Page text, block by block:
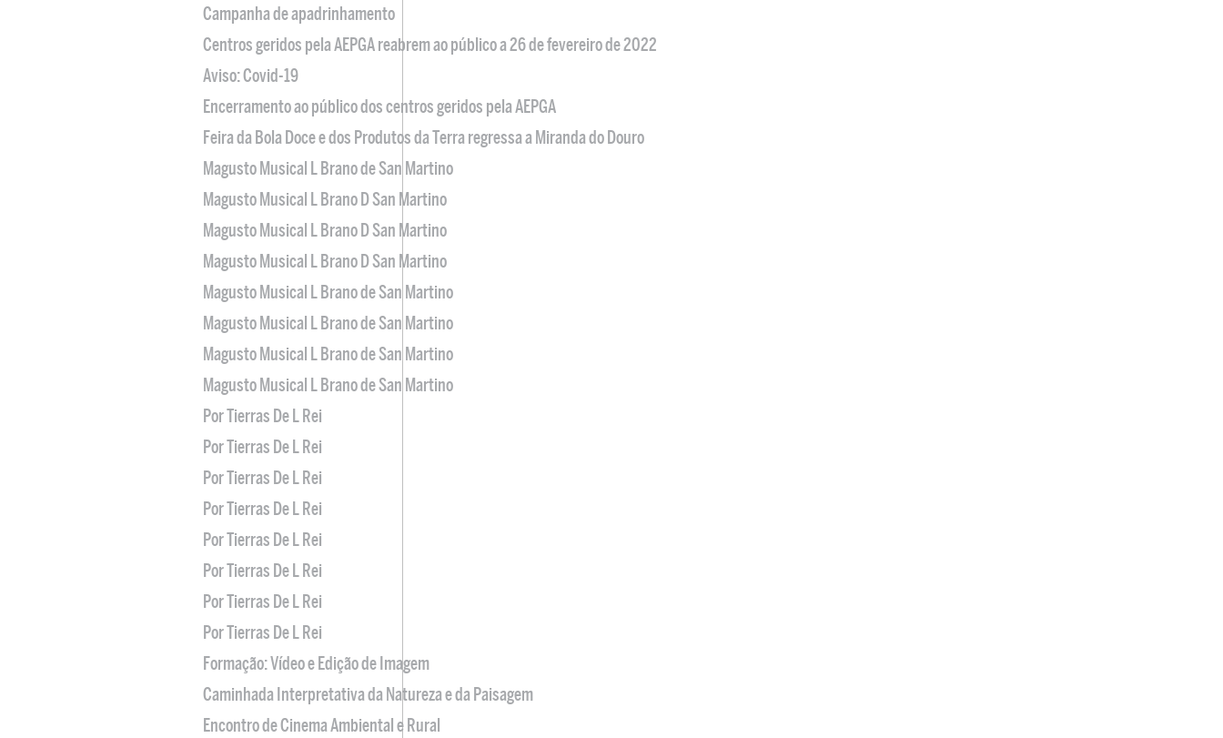
Campanha de apadrinhamento
Centros geridos pela AEPGA reabrem ao público a 26 de fevereiro de 2022
Aviso: Covid-19
Encerramento ao público dos centros geridos pela AEPGA
Feira da Bola Doce e dos Produtos da Terra regressa a Miranda do Douro
Magusto Musical L Brano de San Martino
Magusto Musical L Brano D San Martino
Magusto Musical L Brano D San Martino
Magusto Musical L Brano D San Martino
Magusto Musical L Brano de San Martino
Magusto Musical L Brano de San Martino
Magusto Musical L Brano de San Martino
Magusto Musical L Brano de San Martino
Por Tierras De L Rei
Por Tierras De L Rei
Por Tierras De L Rei
Por Tierras De L Rei
Por Tierras De L Rei
Por Tierras De L Rei
Por Tierras De L Rei
Por Tierras De L Rei
Formação: Vídeo e Edição de Imagem
Caminhada Interpretativa da Natureza e da Paisagem
Encontro de Cinema Ambiental e Rural